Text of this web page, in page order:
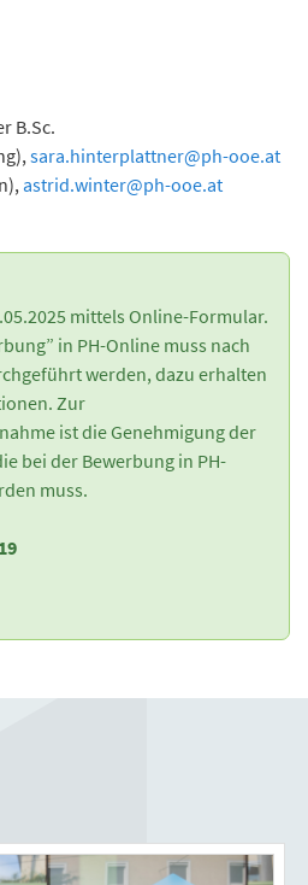
B.Sc.
sara.hinterplattner@ph-ooe.at
astrid.winter@ph-ooe.at
mittels Online-Formular.
in PH-Online muss nach
werden, dazu erhalten
Zur
ist die Genehmigung der
bei der Bewerbung in PH-
muss.